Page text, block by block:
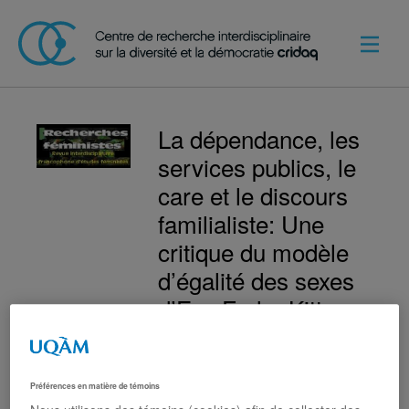
La dépendance, les
services publics, le
care et le discours
familialiste: Une
critique du modèle
d’égalité des sexes
d’Eva Feder Kittay
Préférences en matière de témoins